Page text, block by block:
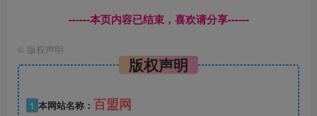
------本页内容已结束，喜欢请分享------
© 版权声明
版权声明
1 本网站名称： 百盟网